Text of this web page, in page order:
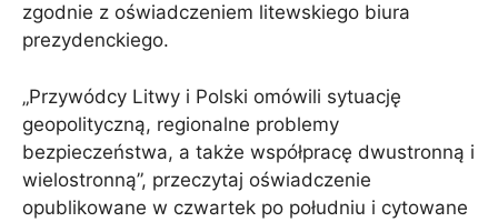
zgodnie z oświadczeniem litewskiego biura
prezydenckiego.
„Przywódcy Litwy i Polski omówili sytuację
geopolityczną, regionalne problemy
bezpieczeństwa, a także współpracę dwustronną i
wielostronną”, przeczytaj oświadczenie
opublikowane w czwartek po południu i cytowane